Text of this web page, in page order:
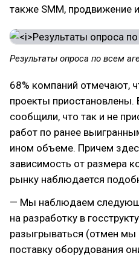
также SMM, продвижение
Результаты опроса по всем
68% компаний отмечают,
проекты
сообщили, что так и не
работ по ранее
ином объеме. Причем
зависимость от размера
рынку наблюдается
— Мы наблюдаем
на разработку в
разыгрываться (отмен мы
поставку оборудования